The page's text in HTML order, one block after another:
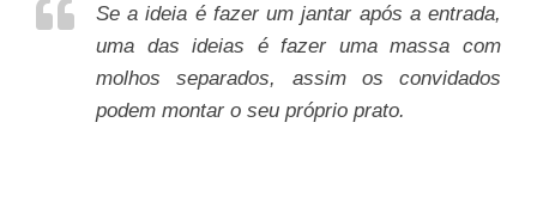
Se a ideia é fazer um jantar após a entrada,
uma das ideias é fazer uma massa com
molhos separados, assim os convidados
podem montar o seu próprio prato.